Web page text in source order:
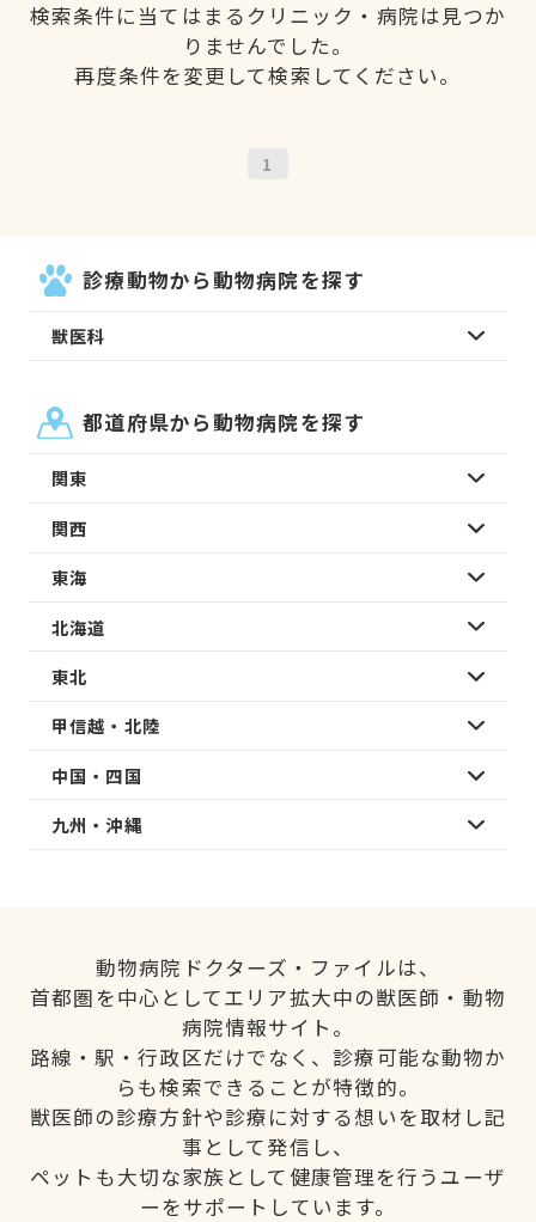
検索条件に当てはまるクリニック・病院は見つか
りませんでした。
再度条件を変更して検索してください。
1
診療動物から動物病院を探す
獣医科
都道府県から動物病院を探す
関東
関西
東海
北海道
東北
甲信越・北陸
中国・四国
九州・沖縄
動物病院ドクターズ・ファイルは、
首都圏を中心としてエリア拡大中の獣医師・動物
病院情報サイト。
路線・駅・行政区だけでなく、診療可能な動物か
らも検索できることが特徴的。
獣医師の診療方針や診療に対する想いを取材し記
事として発信し、
ペットも大切な家族として健康管理を行うユーザ
ーをサポートしています。